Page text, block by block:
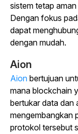
sistem tetap
Dengan fokus
dapat
dengan mudah.
Aion
Aion bertujuan
mana blockchain
bertukar data dan
mengembangkan
protokol tersebut